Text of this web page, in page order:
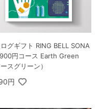
グギフト RING BELL SONA
円コース Earth Green
ースグリーン）
円